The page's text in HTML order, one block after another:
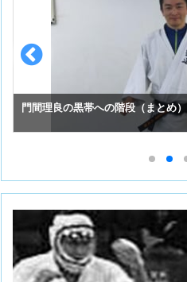
門間理良の黒帯への階段（まとめ）